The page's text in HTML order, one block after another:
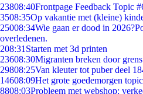
23808:40Frontpage Feedback Topic
3508:35Op vakantie met (kleine)
25008:34Wie gaan er dood in
overledenen.
208:31 Starten met 3d printen
23608:30Migranten breken door
29808:25Van kleuter tot puber deel
14608:09Het grote goedemorgen
8808:03Probleem met webshop: